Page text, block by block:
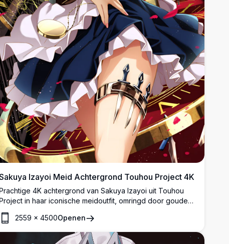
Izayoi Meid Achtergrond Touhou Project 4K
4K achtergrond van Sakuya Izayoi uit Touhou
in haar iconische meidoutfit, omringd door gouden
klokken mechanismen. Met zilverkleurig haar, rode ogen
en haar kenmerkende werpkniven in hoge resolutie detail.
2559 × 4500Openen